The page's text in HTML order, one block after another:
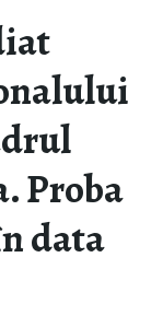
Proba
data